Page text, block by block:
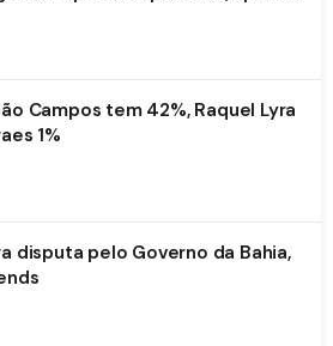
Campos tem 42%, Raquel Lyra
1%
disputa pelo Governo da Bahia,